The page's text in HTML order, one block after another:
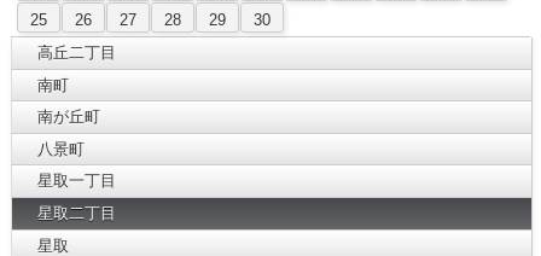
25
26 27 28 29
30
高丘二丁目
南町
南が丘町
八景町
星取一丁目
星取二丁目
星取